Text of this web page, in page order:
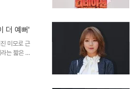
, 그리고 소
에는 ..
더 예뻐'
미모로 근
는 짧은 멘
스를 입고